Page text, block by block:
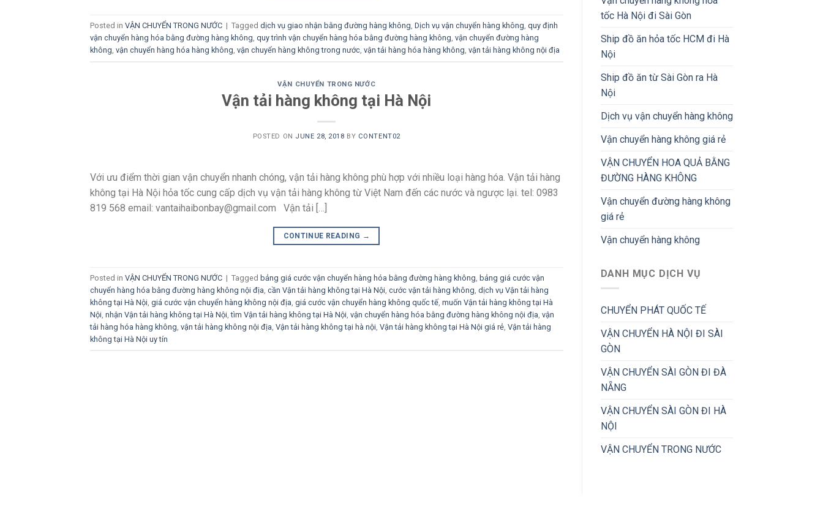
Posted in VẬN CHUYỂN TRONG NƯỚC | Tagged dịch vụ giao nhận bằng đường hàng không Dịch vụ vận chuyển hàng không quy định
vận chuyển hàng hóa bằng đường hàng không quy trình vận chuyển hàng hóa bằng đường hàng không vận chuyển đường hàng
không vận chuyển hàng hóa hàng không vận chuyển hàng không trong nước vận tải hàng hóa hàng không vận tải hàng không nội địa
VẬN CHUYỂN TRONG NƯỚC
Vận tải hàng không tại Hà Nội
POSTED ON JUNE 28, 2018 BY CONTENT02
Với ưu điểm thời gian vận chuyển nhanh chóng, vận tải hàng không phù hợp với nhiều loại hàng hóa. Vận tải hàng
không tại Hà Nội hỏa tốc cung cấp dịch vụ vận tải hàng không từ Việt Nam đến các nước và ngược lại. tel: 0983
819 568 email: vantaihaibonbay@gmail.com Vận tải […]
CONTINUE READING →
Posted in VẬN CHUYỂN TRONG NƯỚC | Tagged bảng giá cước vận chuyển hàng hóa bằng đường hàng không bảng giá cước vận
chuyển hàng hóa bằng đường hàng không nội địa cần Vận tải hàng không tại Hà Nội cước vận tải hàng không dịch vụ Vận tải hàng
không tại Hà Nội giá cước vận chuyển hàng không nội địa giá cước vận chuyển hàng không quốc tế, muốn Vận tải hàng không tại Hà
Nội nhận Vận tải hàng không tại Hà Nội ,tìm Vận tải hàng không tại Hà Nội vận chuyển hàng hóa bằng đường hàng không nội địa vận
tải hàng hóa hàng không vận tải hàng không nội địa Vận tải hàng không tại hà nội Vận tải hàng không tại Hà Nội giá rẻ Vận tải hàng
không tại Hà Nội uy tín
tốc Hà Nội đi Sài Gòn
Ship đồ ăn hỏa tốc HCM đi Hà
Nội
Ship đồ ăn từ Sài Gòn ra Hà
Nội
Dịch vụ vận chuyển hàng không
Vận chuyển hàng không giá rẻ
VẬN CHUYỂN HOA QUẢ BẰNG
ĐƯỜNG HÀNG KHÔNG
Vận chuyển đường hàng không
giá rẻ
Vận chuyển hàng không
DANH MỤC DỊCH VỤ
CHUYỂN PHÁT QUỐC TẾ
VẬN CHUYỂN HÀ NỘI ĐI SÀI
GÒN
VẬN CHUYỂN SÀI GÒN ĐI ĐÀ
NẴNG
VẬN CHUYỂN SÀI GÒN ĐI HÀ
NỘI
VẬN CHUYỂN TRONG NƯỚC